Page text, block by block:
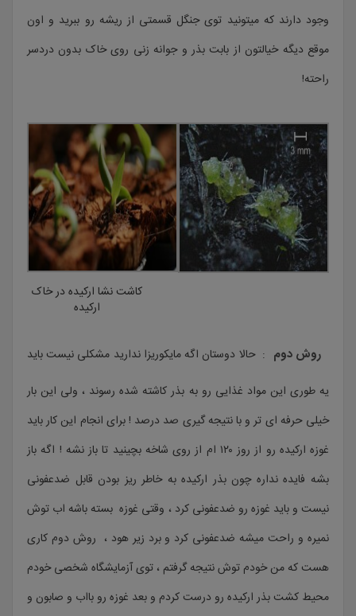
وجود دارند که میتونید توی جنگل قسمتی از ریشه رو ببرید و اون
موقع دیگه خیالتون از بابت بذر و جوانه زنی روی خاک بدون دردسر
راحته!
کاشت نشا ارکیده در خاک
ارکیده
روش دوم : حالا دوستان اگه مایکوریزا ندارید مشکلی نیست باید
یه طوری این مواد غذایی رو به بذر کاشته شده رسوند ، ولی این بار
خیلی حرفه ای تر و با نتیجه گیری صد درصد ! برای انجام این کار باید
غوزه ارکیده رو از روز ۱۲۰ ام از روی شاخه بچینید تا باز نشه ! اگه باز
بشه فایده نداره چون بذر ارکیده به خاطر ریز بودن قابل ضدعفونی
نیست و باید غوزه رو ضدعفونی کرد ، وقتی غوزه بسته باشه اب توش
نمیره و راحت میشه ضدعفونی کرد و برد زیر هود ، روش دوم کاری
هست که من خودم توش نتیجه گرفتم ، توی آزمایشگاه شخصی خودم
محیط کشت بذر ارکیده رو درست کردم و بعد غوزه رو بااب و صابون و